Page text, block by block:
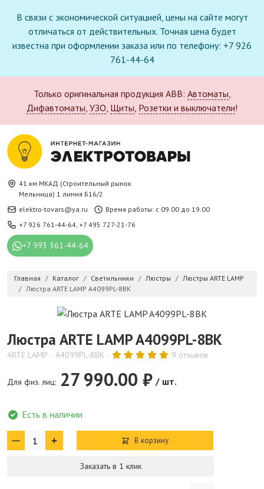
В связи с экономической ситуацией, цены на сайте могут
отличаться от действительных. Точная цена будет
известна при оформлении заказа или по телефону: +7 926
761-44-64
Только оригинальная продукция ABB: Автоматы,
Дифавтоматы, УЗО, Щиты, Розетки и выключатели!
41 км.МКАД (Строительный рынок
Мельница) 1 линия Б16/2
elektro-tovars@ya.ru
Время работы: с 09.00 до 19.00
+7 926 761-44-64, +7 495 727-21-76
+7 993 361-44-64
Главная Каталог Светильники Люстры
Люстры ARTE LAMP
Люстра ARTE LAMP A4099PL-8BK
Люстра ARTE LAMP A4099PL-8BK
ARTE LAMP A4099PL-8BK 9 отзывов
Для физ. лиц: 27 990.00 ₽ / шт.
Есть в наличии
В корзину
Заказать в 1 клик